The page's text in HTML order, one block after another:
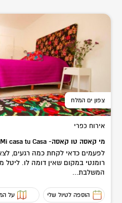
צפון ים המלח
אירוח כפרי
מי קאסה טו קאסה- Mi casa tu Casa
לפעמים כדאי לקחת כמה רגעים,
רומנטי במקום שאין דומה לו.
המשלבת...
הוספה לטיול שלי על